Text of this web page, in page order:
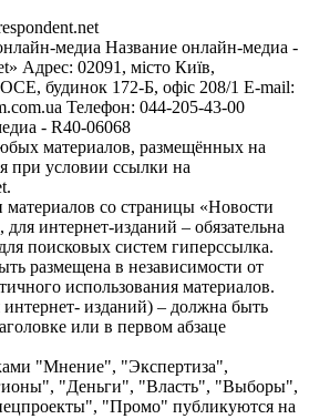
медиа Название онлайн-медиа -
Адрес: 02091, місто Київ,
будинок 172-Б, офіс 208/1 E-mail:
Телефон: 044-205-43-00
- R40-06068
материалов, размещённых на
при условии ссылки на
со страницы «Новости
интернет-изданий – обязательна
поисковых систем гиперссылка.
размещена в независимости от
использования материалов.
изданий) – должна быть
или в первом абзаце
"Мнение", "Экспертиза",
"Деньги", "Власть", "Выборы",
"Промо" публикуются на